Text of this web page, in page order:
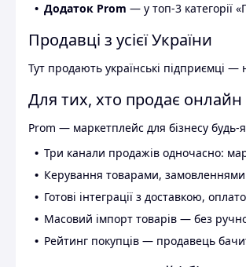
Додаток Prom — у топ-3 категорії
Продавці з усієї України
Тут продають українські підприємці —
Для тих, хто продає онлайн
Prom — маркетплейс для бізнесу будь-
Три канали продажів одночасно:
Керування товарами, замовленнями
Готові інтеграції з доставкою,
Масовий імпорт товарів — без
Рейтинг покупців — продавець